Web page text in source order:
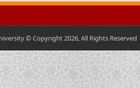
© Copyright 2026, All Rights Reserved